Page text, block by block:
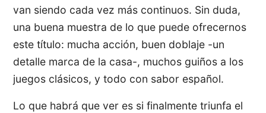
van siendo cada vez más continuos. Sin duda,
una buena muestra de lo que puede ofrecernos
este título: mucha acción, buen doblaje -un
detalle marca de la casa-, muchos guiños a los
juegos clásicos, y todo con sabor español.
Lo que habrá que ver es si finalmente triunfa el